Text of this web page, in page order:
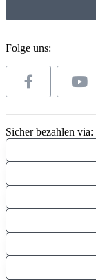
Folge uns:
Sicher bezahlen via: